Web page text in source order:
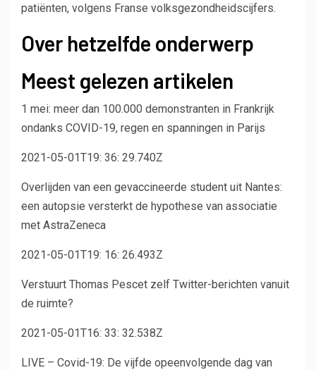
patiënten, volgens Franse volksgezondheidscijfers.
Over hetzelfde onderwerp
Meest gelezen artikelen
1 mei: meer dan 100.000 demonstranten in Frankrijk
ondanks COVID-19, regen en spanningen in Parijs
2021-05-01T19: 36: 29.740Z
Overlijden van een gevaccineerde student uit Nantes:
een autopsie versterkt de hypothese van associatie
met AstraZeneca
2021-05-01T19: 16: 26.493Z
Verstuurt Thomas Pescet zelf Twitter-berichten vanuit
de ruimte?
2021-05-01T16: 33: 32.538Z
LIVE – Covid-19: De vijfde opeenvolgende dag van